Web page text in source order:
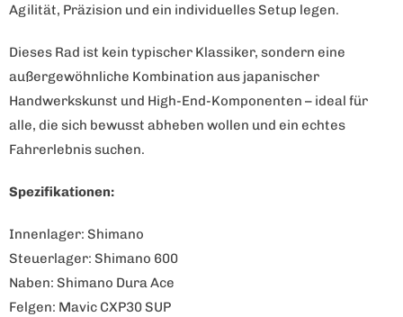
Agilität, Präzision und ein individuelles Setup legen.
Dieses Rad ist kein typischer Klassiker, sondern eine
außergewöhnliche Kombination aus japanischer
Handwerkskunst und High-End-Komponenten – ideal für
alle, die sich bewusst abheben wollen und ein echtes
Fahrerlebnis suchen.
Spezifikationen:
Innenlager: Shimano
Steuerlager: Shimano 600
Naben: Shimano Dura Ace
Felgen: Mavic CXP30 SUP